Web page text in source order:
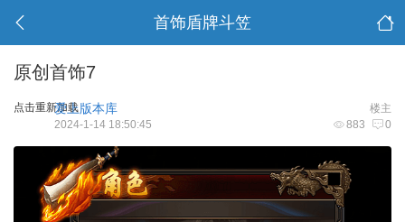
首饰盾牌斗笠
原创首饰7
点击重新加载 楼主
爱上版本库
883 0
2024-1-14 18:50:45